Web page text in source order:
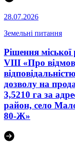
28.07.2026
Земельні питання
Рішення
VIII «Про
дозволу на
3,5210 га за
район, село
80-Ж»